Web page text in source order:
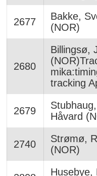
2677
Bakke,
(NOR)
2680
Billingsø,
tracking
2679
Stubhaug,
Håvard
2740
Strømø,
(NOR)
Husebye,